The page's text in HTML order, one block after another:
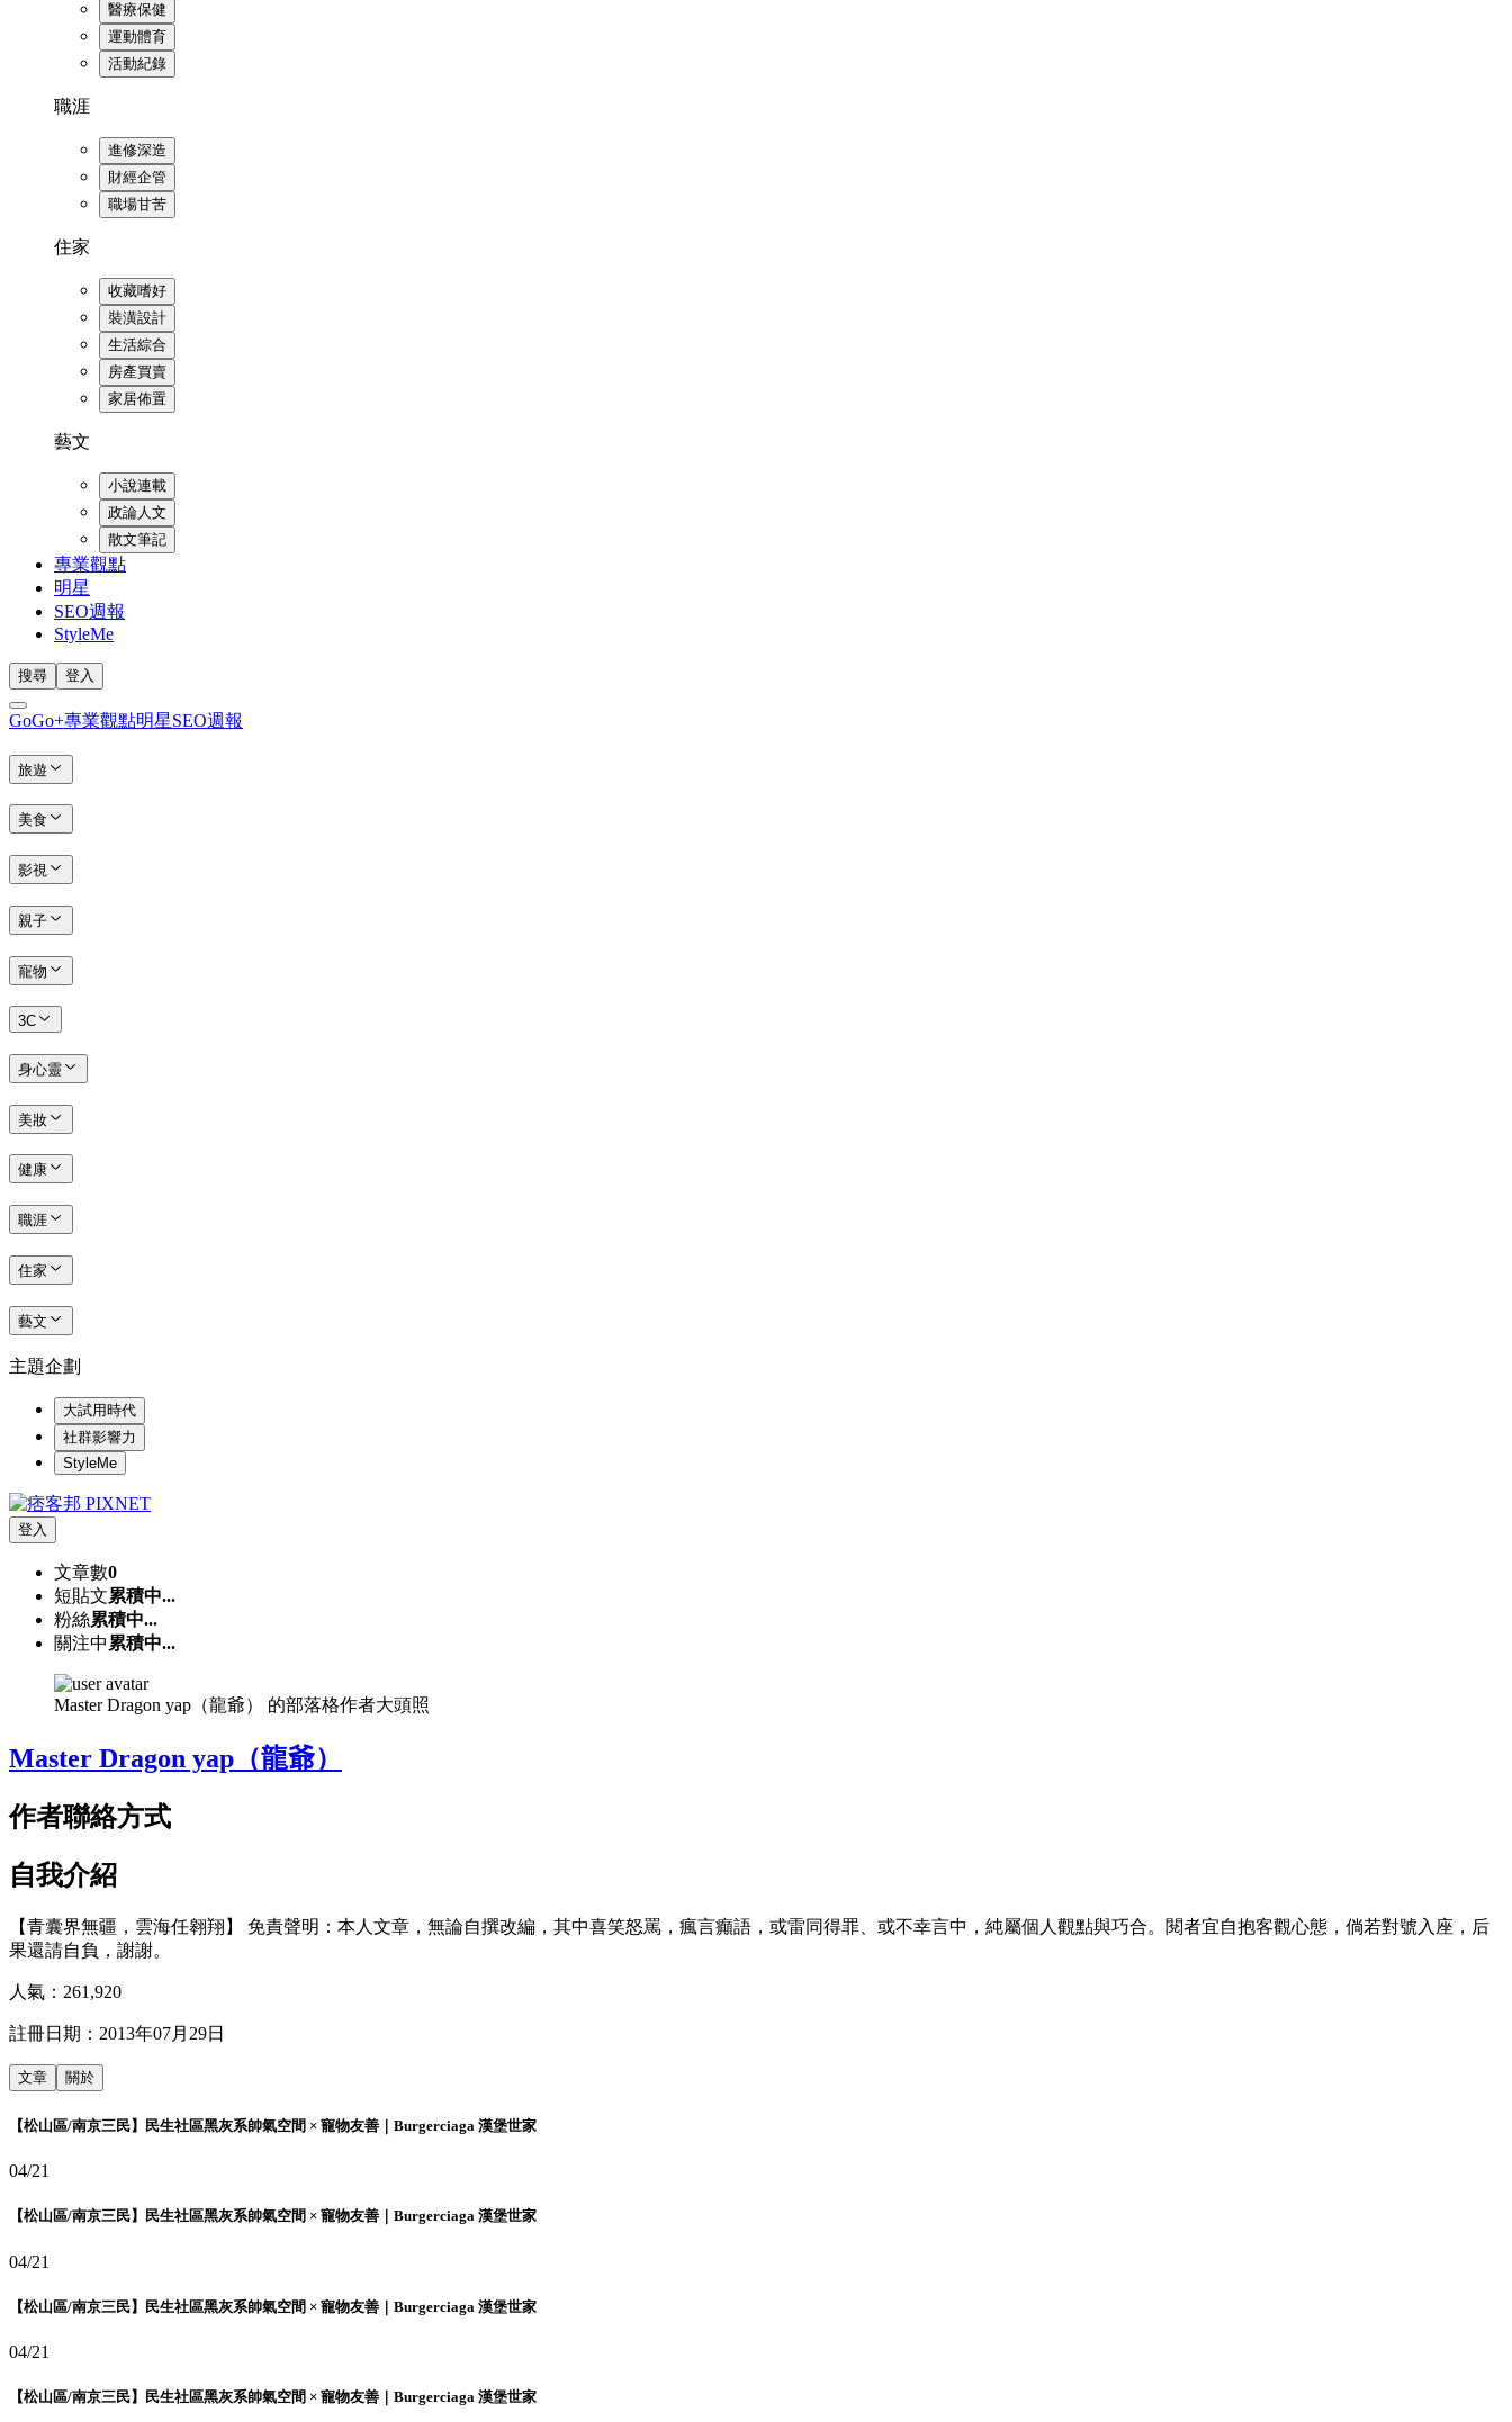
醫療保健
運動體育
活動紀錄
職涯
進修深造
財經企管
職場甘苦
住家
收藏嗜好
裝潢設計
生活綜合
房產買賣
家居佈置
藝文
小說連載
政論人文
散文筆記
專業觀點
明星
SEO週報
StyleMe
搜尋 登入
GoGo+專業觀點明星SEO週報
旅遊
美食
影視
親子
寵物
3C
身心靈
美妝
健康
職涯
住家
藝文
主題企劃
大試用時代
社群影響力
StyleMe
登入
文章數0
短貼文累積中...
粉絲累積中...
關注中 累積中...
Master Dragon yap（龍爺） 的部落格作者大頭照
Master Dragon yap（龍爺）
作者聯絡方式
自我介紹
【青囊界無疆，雲海任翱翔】 免責聲明：本人文章，無論自撰改編，其中喜笑怒罵，瘋言癲語，或雷同得罪、或不幸言中，純屬個人觀點與巧合。閱者宜自抱客觀心態，倘若對號入座，后
果還請自負，謝謝。
人氣： 261,920
註冊日期： 2013年07月29日
文章 關於
【松山區/南京三民】民生社區黑灰系帥氣空間 × 寵物友善｜Burgerciaga 漢堡世家
04/21
【松山區/南京三民】民生社區黑灰系帥氣空間 × 寵物友善｜Burgerciaga 漢堡世家
04/21
【松山區/南京三民】民生社區黑灰系帥氣空間 × 寵物友善｜Burgerciaga 漢堡世家
04/21
【松山區/南京三民】民生社區黑灰系帥氣空間 × 寵物友善｜Burgerciaga 漢堡世家